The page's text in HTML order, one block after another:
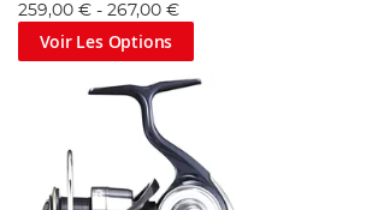
259,00 € - 267,00 €
Voir Les Options